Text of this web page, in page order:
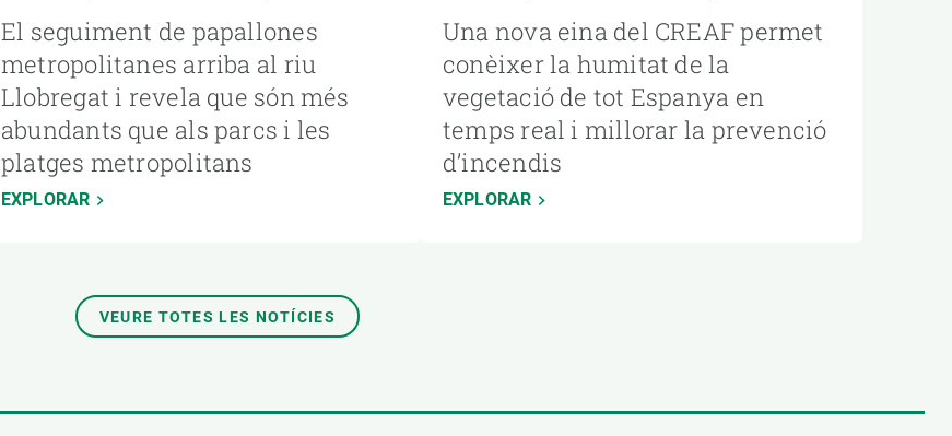
El seguiment de papallones
metropolitanes arriba al riu
Llobregat i revela que són més
abundants que als parcs i les
platges metropolitans
EXPLORAR
Una nova eina del CREAF permet
conèixer la humitat de la
vegetació de tot Espanya en
temps real i millorar la prevenció
d’incendis
EXPLORAR
VEURE TOTES LES NOTÍCIES